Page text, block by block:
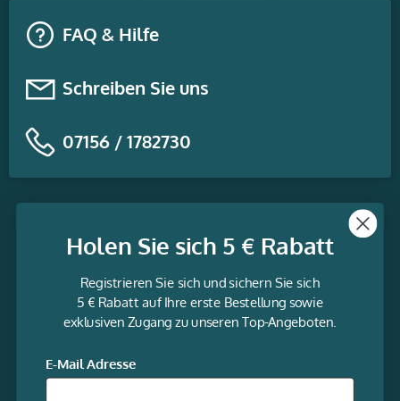
FAQ & Hilfe
Schreiben Sie uns
07156 / 1782730
Informationen
media
Facebook
Holen Sie sich 5 € Rabatt
Registrieren Sie sich und sichern Sie sich
5 € Rabatt auf Ihre erste Bestellung sowie
exklusiven Zugang zu unseren Top-Angeboten.
E-Mail Adresse